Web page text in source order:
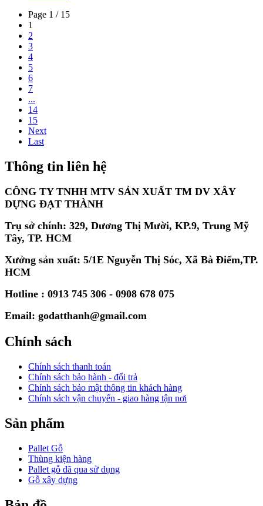
Page 1 / 15
1
2
3
4
5
6
7
...
14
15
Next
Last
Thông tin liên hệ
CÔNG TY TNHH MTV SẢN XUẤT TM DV XÂY
DỰNG ĐẠT THÀNH
Trụ sở chính: 329, Dương Thị Mười, KP.9, Trung Mỹ
Tây, TP. HCM
Xưởng sản xuất: 5/1E Nguyễn Thị Sóc, Xã Bà Điểm,TP.
HCM
Hotline : 0913 745 306 - 0908 678 075
Email: godatthanh@gmail.com
Chính sách
Chính sách thanh toán
Chính sách bảo hành - đổi trả
Chính sách bảo mật thông tin khách hàng
Chính sách vận chuyển - giao hàng tận nơi
Sản phẩm
Pallet Gỗ
Thùng kiện hàng
Pallet gỗ đã qua sử dụng
Gỗ xây dựng